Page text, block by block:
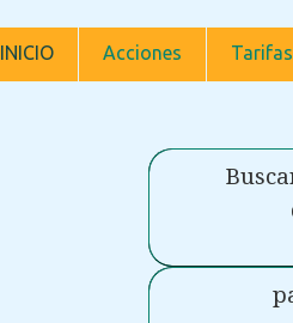
INICIO Acciones Tarifas